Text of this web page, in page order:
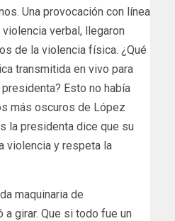
Una provocación con línea
verbal, llegaron
de la violencia física. ¿Qué
transmitida en vivo para
Esto no había
más oscuros de López
la presidenta dice que su
violencia y respeta la
maquinaria de
girar. Que si todo fue un